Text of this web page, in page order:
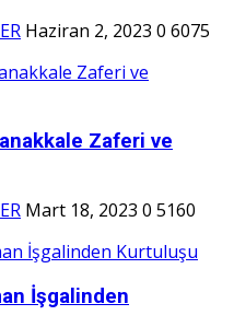
Haziran 2, 2023 0 6075
Zaferi ve
Mart 18, 2023 0 5160
İşgalinden